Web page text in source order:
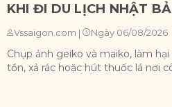
KHI ĐI DU LỊCH NHẬT
Vssaigon.com | Ngày 06/08/2026
Chụp ảnh geiko và maiko, làm
tồn, xả rác hoặc hút thuốc lá nơi